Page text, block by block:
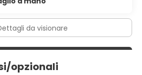
da visionare
opzionali